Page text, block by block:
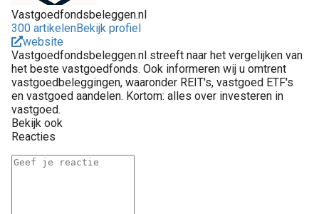
Vastgoedfondsbeleggen.nl
300 artikelenBekijk profiel
website
Vastgoedfondsbeleggen.nl streeft naar het vergelijken van
het beste vastgoedfonds. Ook informeren wij u omtrent
vastgoedbeleggingen, waaronder REIT's, vastgoed ETF's
en vastgoed aandelen. Kortom: alles over investeren in
vastgoed.
Bekijk ook
Reacties